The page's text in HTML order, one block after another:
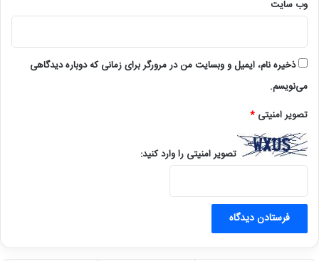
وب‌ سایت
ذخیره نام، ایمیل و وبسایت من در مرورگر برای زمانی که دوباره دیدگاهی
می‌نویسم.
تصویر امنیتی *
تصویر امنیتی را وارد کنید: